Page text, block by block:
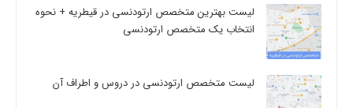
لیست بهترین متخصص ارتودنسی در قیطریه + نحوه
انتخاب یک متخصص ارتودنسی
لیست متخصص ارتودنسی در دروس و اطراف آن